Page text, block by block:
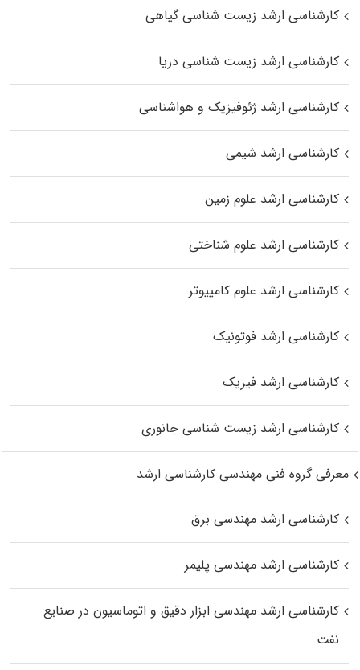
کارشناسی ارشد زیست‌ شناسی گیاهی
کارشناسی ارشد زیست‌ شناسی دریا
کارشناسی ارشد ژئوفیزیک و هواشناسی
کارشناسی ارشد شیمی
کارشناسی ارشد علوم زمین
کارشناسی ارشد علوم شناختی
کارشناسی ارشد علوم کامپیوتر
کارشناسی ارشد فوتونیک
کارشناسی ارشد فیزیک
کارشناسی ارشد زیست‌ شناسی جانوری
معرفی گروه فنی مهندسی کارشناسی ارشد
کارشناسی ارشد مهندسی برق
کارشناسی ارشد مهندسی پلیمر
کارشناسی ارشد مهندسی ابزار دقیق و اتوماسیون در صنایع
نفت